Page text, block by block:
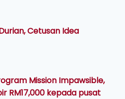
Cetusan Idea
Mission Impawsible,
RM17,000 kepada pusat